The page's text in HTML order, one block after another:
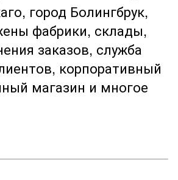
город Болингбрук,
фабрики, склады,
заказов, служба
корпоративный
магазин и многое